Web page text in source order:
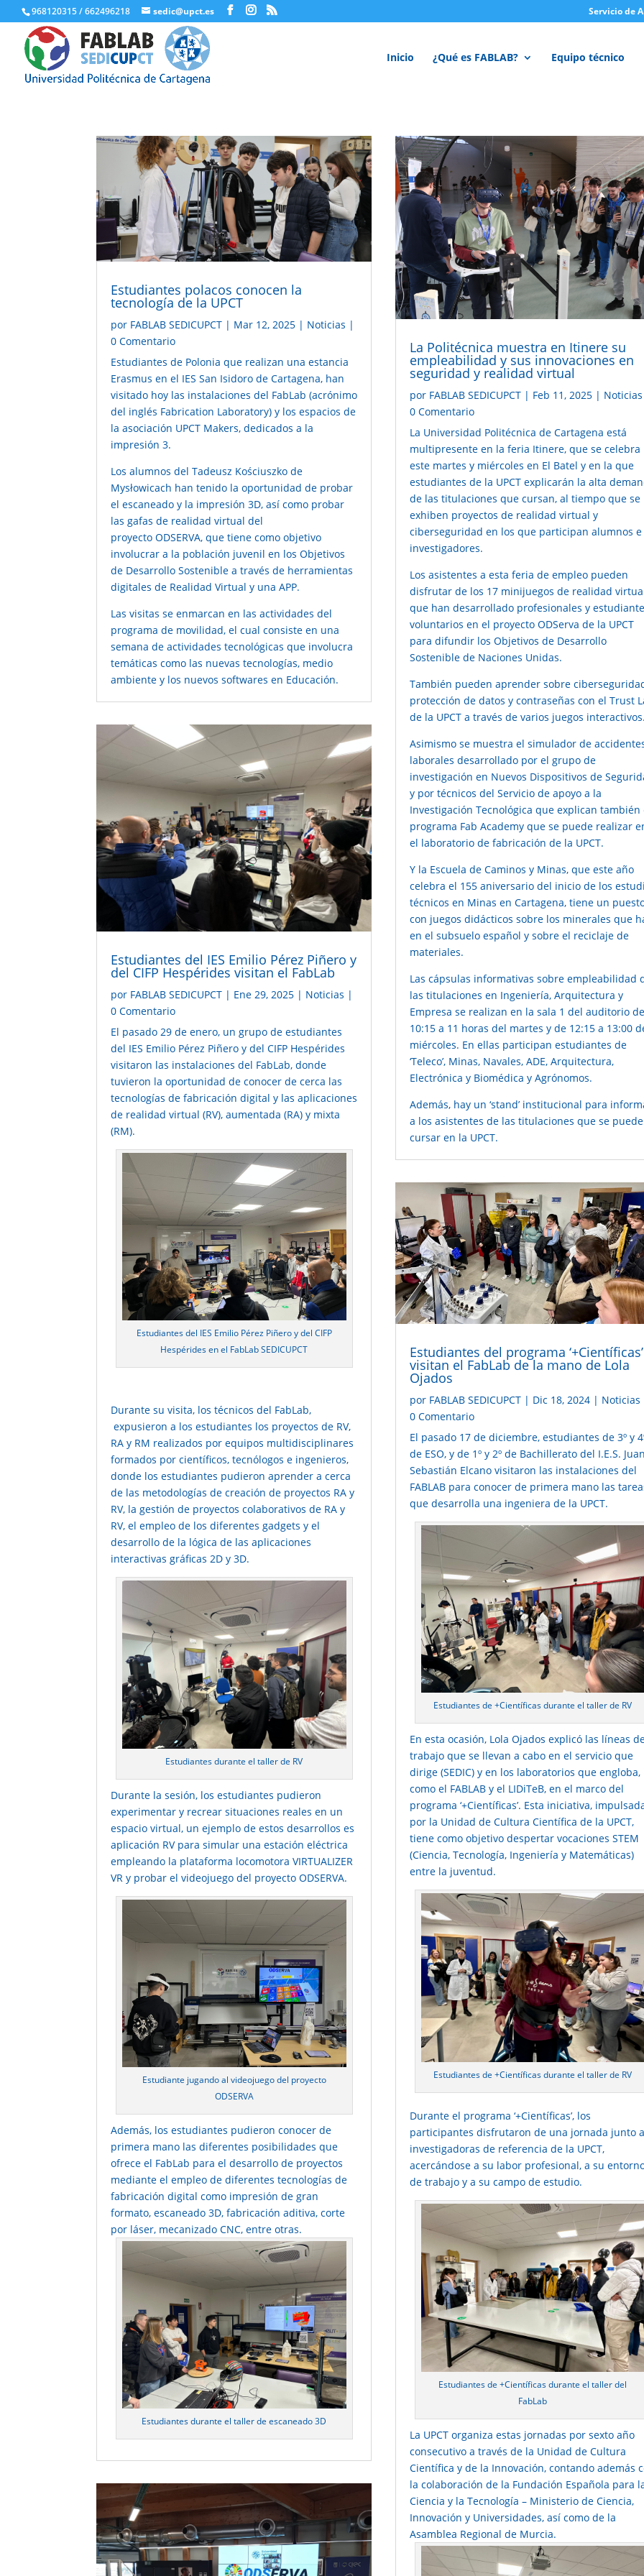
968120315 / 662496218 sedic@upct.es Servicio de
Inicio ¿Qué es FABLAB? Equipo técnico
Estudiantes polacos conocen la
tecnología de la UPCT
por FABLAB SEDICUPCT | Mar 12, 2025 | Noticias |
0 Comentario
Estudiantes de Polonia que realizan una estancia
Erasmus en el IES San Isidoro de Cartagena, han
visitado hoy las instalaciones del FabLab (acrónimo
del inglés Fabrication Laboratory) y los espacios de
la asociación UPCT Makers, dedicados a la
impresión 3.
Los alumnos del Tadeusz Kościuszko de
Mysłowicach han tenido la oportunidad de probar
el escaneado y la impresión 3D, así como probar
las gafas de realidad virtual del
proyectoODSERVA, que tiene como objetivo
involucrar a la población juvenil en los Objetivos
de Desarrollo Sostenible a través de herramientas
digitales de Realidad Virtual y una APP.
Las visitas se enmarcan en las actividades del
programa de movilidad, el cual consiste en una
semana de actividades tecnológicas que involucra
temáticas como las nuevas tecnologías, medio
ambiente y los nuevos softwares en Educación.
Estudiantes del IES Emilio Pérez Piñero y
del CIFP Hespérides visitan el FabLab
por FABLAB SEDICUPCT | Ene 29, 2025 | Noticias |
0 Comentario
El pasado 29 de enero, un grupo de estudiantes
del IES Emilio Pérez Piñero y del CIFP Hespérides
visitaron las instalaciones del FabLab, donde
tuvieron la oportunidad de conocer de cerca las
tecnologías de fabricación digital y las aplicaciones
de realidad virtual (RV), aumentada (RA) y mixta
(RM).
Estudiantes del IES Emilio Pérez Piñero y del CIFP
Hespérides en el FabLab SEDICUPCT
Durante su visita, los técnicos del FabLab,
expusieron a los estudiantes los proyectos de RV,
RA y RM realizados por equipos multidisciplinares
formados por científicos, tecnólogos e ingenieros,
donde los estudiantes pudieron aprender a cerca
de las metodologías de creación de proyectos RA y
RV, la gestión de proyectos colaborativos de RA y
RV, el empleo de los diferentes gadgets y el
desarrollo de la lógica de las aplicaciones
interactivas gráficas 2D y 3D.
Estudiantes durante el taller de RV
Durante la sesión, los estudiantes pudieron
experimentar y recrear situaciones reales en un
espacio virtual, un ejemplo de estos desarrollos es
aplicación RV para simular una estación eléctrica
empleando la plataforma locomotora VIRTUALIZER
VR y probar el videojuego del proyecto ODSERVA.
Estudiante jugando al videojuego del proyecto
ODSERVA
Además, los estudiantes pudieron conocer de
primera mano las diferentes posibilidades que
ofrece el FabLab para el desarrollo de proyectos
mediante el empleo de diferentes tecnologías de
fabricación digital como impresión de gran
formato, escaneado 3D, fabricación aditiva, corte
por láser, mecanizado CNC, entre otras.
Estudiantes durante el taller de escaneado 3D
La Politécnica muestra en Itinere su
empleabilidad y sus innovaciones en
seguridad y realidad virtual
por FABLAB SEDICUPCT| Feb 11, 2025| Noticias
0 Comentario
La Universidad Politécnica de Cartagena está
multipresente en la feria Itinere, que se celebra
este martes y miércoles en El Batel y en la que
estudiantes de la UPCT explicarán la alta
de las titulaciones que cursan, al tiempo que se
exhiben proyectos de realidad virtual y
ciberseguridad en los que participan alumnos e
investigadores.
Los asistentes a esta feria de empleopueden
disfrutar de los 17 minijuegos de realidad
que han desarrollado profesionales y
voluntarios en el proyecto ODServa de la UPCT
para difundir los Objetivos de Desarrollo
Sostenible de Naciones Unidas.
También pueden aprender sobre
protección de datos y contraseñas con el Trust
de la UPCTa través de varios juegos
Asimismo se muestra el simulador de
laborales desarrollado por el grupo de
investigación en Nuevos Dispositivos de
y por técnicos del Servicio de apoyo a la
Investigación Tecnológica que explican también
programa Fab Academy que se puede realizar
el laboratorio de fabricación de la UPCT.
Y la Escuela de Caminos y Minas, que este año
celebra el 155 aniversario del inicio de los
técnicos en Minas en Cartagena, tiene un
con juegos didácticos sobre los minerales que
en el subsuelo español y sobre el reciclaje de
materiales.
Las cápsulas informativas sobre empleabilidad
las titulaciones en Ingeniería, Arquitectura y
Empresa se realizan en la sala 1 del auditorio de
10:15 a 11 horas del martes y de 12:15 a 13:00
miércoles. En ellas participan estudiantes de
‘Teleco’, Minas, Navales, ADE, Arquitectura,
Electrónica y Biomédica y Agrónomos.
Además, hay un ‘stand’ institucional para
a los asistentes de las titulaciones que se
cursar en la UPCT.
Estudiantes del programa ‘+Científicas’
visitan el FabLab de la mano de Lola
Ojados
por FABLAB SEDICUPCT| Dic 18, 2024| Noticias
0 Comentario
El pasado 17 de diciembre, estudiantes de 3º y
de ESO, y de 1º y 2º de Bachillerato del I.E.S.
Sebastián Elcano visitaron las instalaciones del
FABLAB para conocer de primera mano las
que desarrolla una ingeniera de la UPCT.
Estudiantes de +Científicas durante el taller de RV
En esta ocasión, Lola Ojados explicó las líneas
trabajo que se llevan a cabo en el servicio que
dirige (SEDIC) y en los laboratorios que engloba,
como el FABLAB y el LIDiTeB, en el marco del
programa ‘+Científicas’. Esta iniciativa,
por la Unidad de Cultura Científica de la UPCT,
tiene como objetivo despertar vocaciones STEM
(Ciencia, Tecnología, Ingeniería y Matemáticas)
entre la juventud.
Estudiantes de +Científicas durante el taller de RV
Durante el programa ‘+Científicas’, los
participantes disfrutaron de una jornada junto a
investigadoras de referencia de la UPCT,
acercándose a su labor profesional, a su
de trabajo y a su campo de estudio.
Estudiantes de +Científicas durante el taller del
FabLab
La UPCT organiza estas jornadas por sexto año
consecutivo a través de la Unidad de Cultura
Científica y de la Innovación, contando además
la colaboración de la Fundación Española para
Ciencia y la Tecnología – Ministerio de Ciencia,
Innovación y Universidades, así como de la
Asamblea Regional de Murcia.